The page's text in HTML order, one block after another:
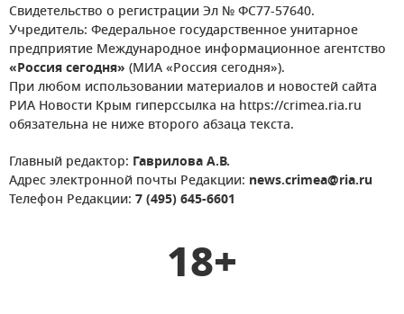
Свидетельство о регистрации Эл № ФС77-57640.
Учредитель: Федеральное государственное унитарное
предприятие Международное информационное агентство
«Россия сегодня» (МИА «Россия сегодня»).
При любом использовании материалов и новостей сайта
РИА Новости Крым гиперссылка на https://crimea.ria.ru
обязательна не ниже второго абзаца текста.
Главный редактор: Гаврилова А.В.
Адрес электронной почты Редакции: news.crimea@ria.ru
Телефон Редакции: 7 (495) 645-6601
18+